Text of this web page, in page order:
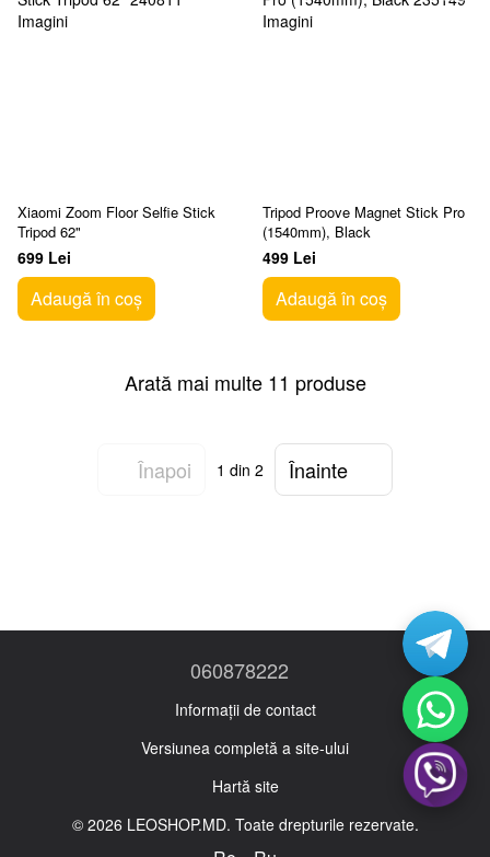
Xiaomi Zoom Floor Selfie Stick
Tripod 62"
699 Lei
Adaugă în coș
Tripod Proove Magnet Stick Pro
(1540mm), Black
499 Lei
Adaugă în coș
Arată mai multe 11 produse
Înapoi 1 din 2 Înainte
060878222
Informații de contact
Versiunea completă a site-ului
Hartă site
© 2026 LEOSHOP.MD. Toate drepturile rezervate.